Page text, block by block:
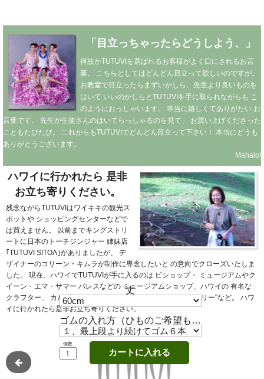
「目立っちゃったらどうしよう、」
何故かTUTUVIを選ばれるお客様がよく口にされるお言
葉。
こちらとしてはどんどん目立って欲しいのですが。
お教室で目立ったらまずいかしら、先生より良いものを
はいて いいのかしらとTUTUVIを手に取られながらも こ
のようにおっしゃいます。
本当に嬉しくてありがたい お
言葉です。
先生が生徒さんのはいてらっしゃるのを見て、
お買い上げくださった
こともたびたび。
これからもTUTUVIでどんどん目立って下さい！ 本当にどうも
ありがとうございます。
Mahalo!
ハワイに行かれたら 是非
お立ち寄りください。
残念ながらTUTUVIはワイキキの観光ス
ポットや ショッピングセンターなどで
は買えません。
以前までキングストリ
ートに日本のトーチジンジャー 姉妹店
｢TUTUVI SITOA｣がありましたが、
デ
ザイナーのコリーン・キムラが制作に専念したいと の意向でクローズいたしま
した。
現在、ハワイでTUTUVIが手に入るのは ビショップ・
ミュージアムやク
イーン・エマ・サマー パレスなどの ミュージアムショップ、ハワイの 有名な
クラフター、
カルビン・ホーの"ワイアホレ・ポイ・ファクトリー"など。
ハワ
イに行かれたら是非お立ち寄りください。
丈
ゴムの入れ方（ひものご希望もこちらから）
個数
カートに入れる